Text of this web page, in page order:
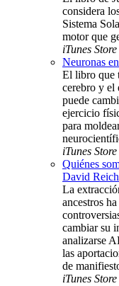
considera
Sistema
motor que
iTunes Store
Neuronas
El libro que
cerebro y el
puede
ejercicio
para
iTunes Store
Quiénes
David Reich
La
ancestros
cambiar su
analizarse
las
de
iTunes Store